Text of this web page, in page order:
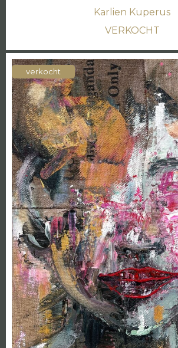
Karlien Kuperus
VERKOCHT
verkocht